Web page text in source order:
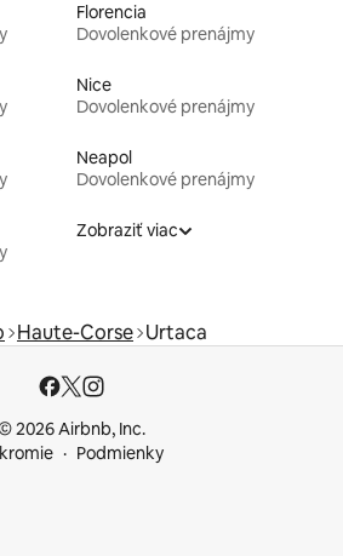
Florencia
Dovolenkové prenájmy
Nice
Dovolenkové prenájmy
Neapol
Dovolenkové prenájmy
Zobraziť viac
Haute-Corse Urtaca
2026 Airbnb, Inc.
Podmienky